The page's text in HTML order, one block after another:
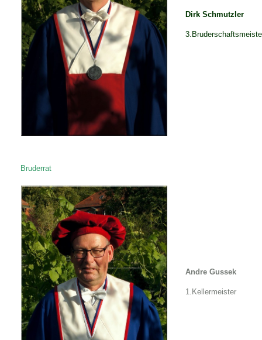
Dirk Schmutzler
Bruderrat
Andre Gussek
1.Kellermeister